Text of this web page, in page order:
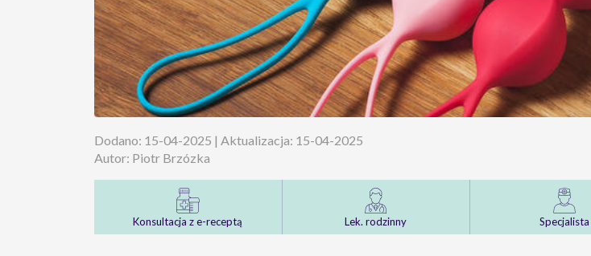
Dodano: 15-04-2025 | Aktualizacja: 15-04-2025
Autor: Piotr Brzózka
Konsultacja z e-receptą Lek. rodzinny Specjalista